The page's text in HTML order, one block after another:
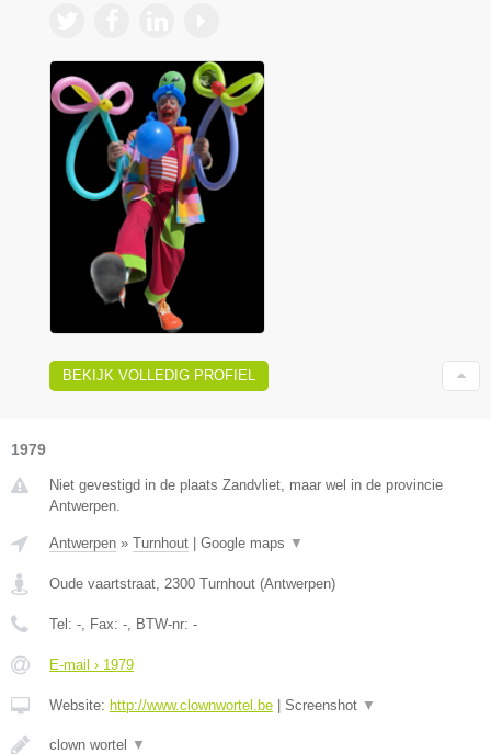
BEKIJK VOLLEDIG PROFIEL
1979
Niet gevestigd in de plaats Zandvliet, maar wel in de provincie
Antwerpen.
Antwerpen » Turnhout Google maps ▼
Oude vaartstraat 2300 Turnhout (Antwerpen)
Tel: - , Fax: - , BTW-nr: -
E-mail › 1979
Website: http://www.clownwortel.be Screenshot ▼
clown wortel ▼